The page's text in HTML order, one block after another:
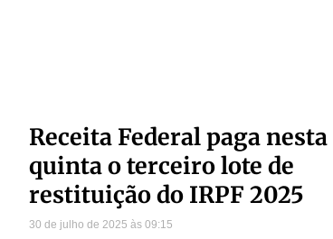
Receita Federal paga nesta
quinta o terceiro lote de
restituição do IRPF 2025
30 de julho de 2025 09:15